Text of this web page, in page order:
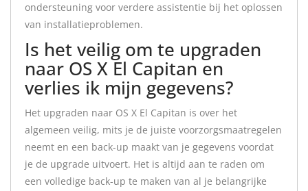
ondersteuning voor verdere assistentie bij het oplossen
van installatieproblemen.
Is het veilig om te upgraden
naar OS X El Capitan en
verlies ik mijn gegevens?
Het upgraden naar OS X El Capitan is over het
algemeen veilig, mits je de juiste voorzorgsmaatregelen
neemt en een back-up maakt van je gegevens voordat
je de upgrade uitvoert. Het is altijd aan te raden om
een volledige back-up te maken van al je belangrijke